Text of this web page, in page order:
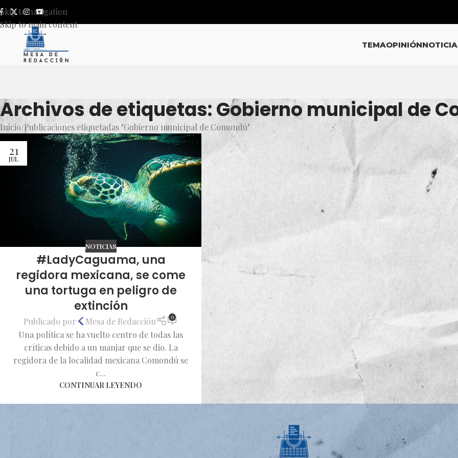
Skip to navigation
Skip to main content
TEMAOPINIÓN
Archivos de etiquetas: Gobierno municipal de
Inicio Publicaciones etiquetadas "Gobierno municipal de Comondú"
21
JUL
NOTICIAS
#LadyCaguama, una
regidora mexicana, se come
una tortuga en peligro de
extinción
Publicado por Mesa de Redacción 0
Una política se ha vuelto centro de todas las
críticas debido a un manjar que se dio. La
regidora de la localidad mexicana Comondú se
c...
CONTINUAR LEYENDO